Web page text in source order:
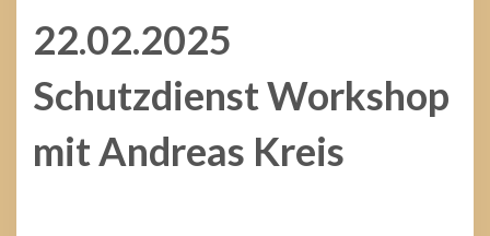
22.02.2025
Schutzdienst Workshop
mit Andreas Kreis